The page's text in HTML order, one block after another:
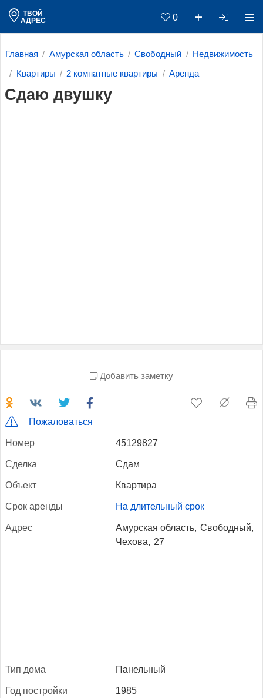
ТВОЙ
АДРЕС
0
Главная Амурская область Свободный Недвижимость
Квартиры 2 комнатные квартиры Аренда
Сдаю двушку
Добавить заметку
Пожаловаться
Но­мер 45129827
Сдел­ка Сдам
Объ­ект Квартира
Срок арен­ды На длительный срок
Ад­рес Амурская область, Свободный,
Чехова, 27
Тип до­ма Панельный
Год пос­трой­ки 1985